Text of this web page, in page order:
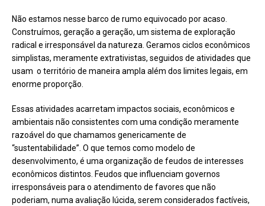
Não estamos nesse barco de rumo equivocado por acaso.
Construímos, geração a geração, um sistema de exploração
radical e irresponsável da natureza. Geramos ciclos econômicos
simplistas, meramente extrativistas, seguidos de atividades que
usam o território de maneira ampla além dos limites legais, em
enorme proporção.
Essas atividades acarretam impactos sociais, econômicos e
ambientais não consistentes com uma condição meramente
razoável do que chamamos genericamente de
“sustentabilidade”. O que temos como modelo de
desenvolvimento, é uma organização de feudos de interesses
econômicos distintos. Feudos que influenciam governos
irresponsáveis para o atendimento de favores que não
poderiam, numa avaliação lúcida, serem considerados factíveis,